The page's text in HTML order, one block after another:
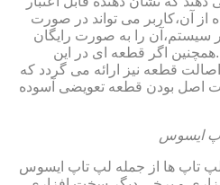
از آن،کاربر می تواند در صورت
را به صورت رایگان
اگر قطعه ای در این
قطعه نیز ارائه می گردد که
اصل بودن قطعه تعویضی آسوده
ایسوس
تاپ ها از جمله لپ تاپ ایسوس